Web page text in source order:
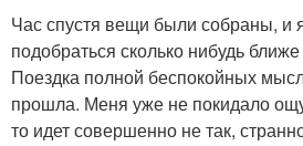
Час спустя вещи были собраны, и
подобраться сколько нибудь
Поездка полной беспокойных
прошла. Меня уже не покидало
то идет совершенно не так,